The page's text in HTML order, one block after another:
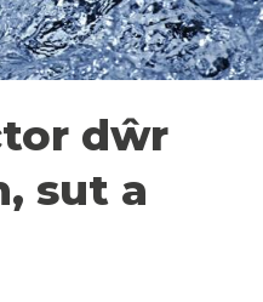
dŵr
sut a